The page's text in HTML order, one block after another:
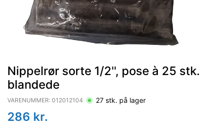
Nippelrør sorte 1/2'', pose à 25 stk.
blandede
VARENUMMER: 012012104 27 stk. på lager
286 kr.